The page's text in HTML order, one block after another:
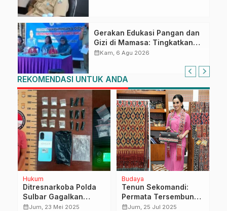
Gerakan Edukasi Pangan dan
Gizi di Mamasa: Tingkatkan
Pengetahuan dan
calendar_monthKam, 6 Agu 2026
REKOMENDASI UNTUK ANDA
Hukum
Ditresnarkoba Polda
Sulbar Gagalkan
Peredaran Sabu, Satu
calendar_monthJum, 23 Mei 2025
Budaya
Tenun Sekomandi:
Permata Tersembunyi
Sulawesi Barat
calendar_monthJum, 25 Jul 2025